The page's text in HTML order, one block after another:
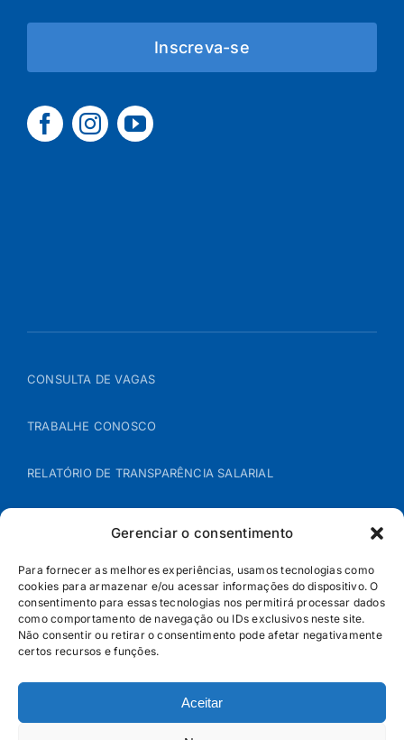
Gerenciar o consentimento
Para fornecer as melhores experiências, usamos tecnologias como
cookies para armazenar e/ou acessar informações do dispositivo. O
consentimento para essas tecnologias nos permitirá processar dados
como comportamento de navegação ou IDs exclusivos neste site.
Não consentir ou retirar o consentimento pode afetar negativamente
certos recursos e funções.
Aceitar
Inscreva-se
CONSULTA DE VAGAS
TRABALHE CONOSCO
RELATÓRIO DE TRANSPARÊNCIA SALARIAL
POLÍTICA DE COOKIES
POLÍTICA DE PRIVACIDADE